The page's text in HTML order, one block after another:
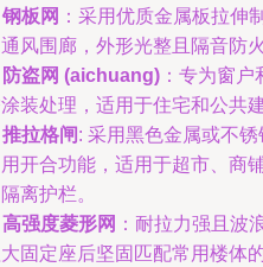
钢板网 ：采用优质金属板拉伸
风围廊，外形光整且隔音防火
防盗网 (aichuang) ：专为窗
装处理，适用于住宅和公共
推拉格闸: 采用黑色金属或不
开合功能，适用于超市、商
离护栏。
高强度菱形网 ：耐拉力强且波
固定座后坚固匹配常用楼体